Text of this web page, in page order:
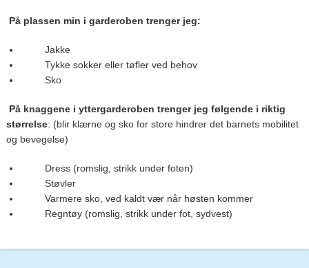
På plassen min i garderoben trenger jeg:
Jakke
Tykke sokker eller tøfler ved behov
Sko
På knaggene i yttergarderoben trenger jeg følgende i riktig
størrelse: (blir klærne og sko for store hindrer det barnets mobilitet
og bevegelse)
Dress (romslig, strikk under foten)
Støvler
Varmere sko, ved kaldt vær når høsten kommer
Regntøy (romslig, strikk under fot, sydvest)